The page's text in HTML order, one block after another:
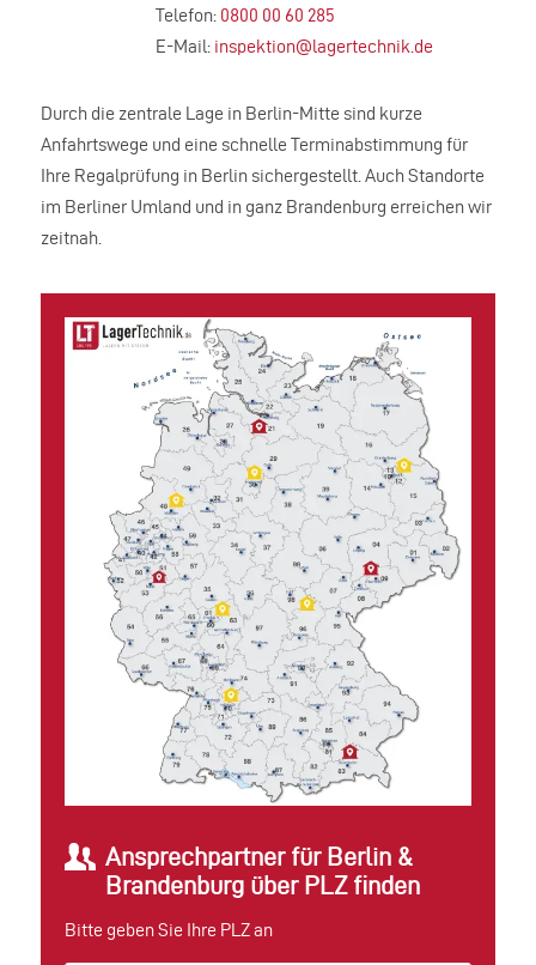
Telefon: 0800 00 60 285
E-Mail: inspektion@lagertechnik.de
Durch die zentrale Lage in Berlin-Mitte sind kurze
Anfahrtswege und eine schnelle Terminabstimmung für
Ihre Regalprüfung in Berlin sichergestellt. Auch Standorte
im Berliner Umland und in ganz Brandenburg erreichen wir
zeitnah.
Ansprechpartner für Berlin &
Brandenburg über PLZ finden
Bitte geben Sie Ihre PLZ an